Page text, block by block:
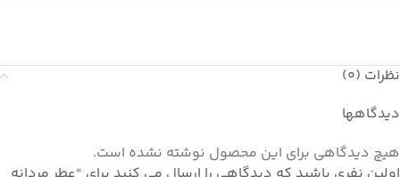
نظرات (0)
دیدگاهها
هیچ دیدگاهی برای این محصول نوشته نشده است.